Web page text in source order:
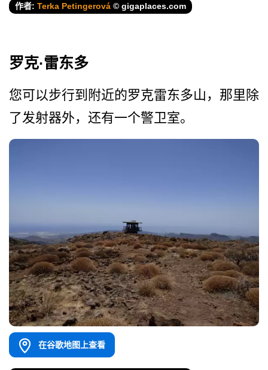
作者: Terka Petingerová © gigaplaces.com
罗克·雷东多
您可以步行到附近的罗克雷东­多山，那里除
了发射器外，还有一个警卫室。
在谷歌地图上查看